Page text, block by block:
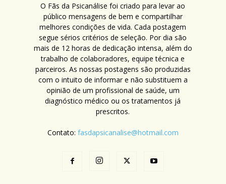
O Fãs da Psicanálise foi criado para levar ao
público mensagens de bem e compartilhar
melhores condições de vida. Cada postagem
segue sérios critérios de seleção. Por dia são
mais de 12 horas de dedicação intensa, além do
trabalho de colaboradores, equipe técnica e
parceiros. As nossas postagens são produzidas
com o intuito de informar e não substituem a
opinião de um profissional de saúde, um
diagnóstico médico ou os tratamentos já
prescritos.
Contato: fasdapsicanalise@hotmail.com